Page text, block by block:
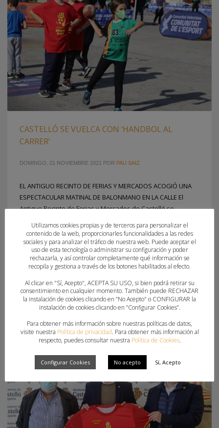
CASTELLÓ SE VUELCA CON ‘HANDBOL AL
CARRER’
DOMINGO, 21 NOVIEMBRE 2021 POR PAU SAIZ
EL ANTIGUO RECINTO DE FERIAS Y MERCADOS ACOGIÓ UNA
ESPECTACULAR MATINAL DE BALONMANO EN LA CALLE El
Antiguo Recinto de Ferias y Mercados de Castelló se
circuito ‘Handbol al Carrer’, una actividad organizada por la
Federación de Balonmano de la Comunitat Valenciana y que
cuenta con el
PUBLICADO EN
MUNDIAL FEMENINO 2021
ETIQUETADO BAJO: AYUNTAMIENTO DE CASTELLÓN ,BM CASTELLÓN,
CASTELLÓ,HANDBOL AL CARRER,LOLA ,MUNDIAL BALONMANO
Utilizamos cookies propias y de terceros para personalizar el
contenido de la web, proporcionarles funcionalidades a las redes
sociales y para analizar el tráfico de nuestra web. Puede aceptar el
uso de esta tecnología o administrar su configuración y poder
rechazarla, y así controlar completamente qué información se
recopila y gestiona a través de los botones habilitados al efecto.
Al clicar en "Sí, Acepto", ACEPTA SU USO, si bien podrá retirar su
consentimiento en cualquier momento. También puede RECHAZAR
la instalación de cookies clicando en “No Acepto" o CONFIGURAR la
instalación de cookies clicando en “Configurar Cookies”.
Para obtener más información sobre nuestras políticas de datos,
visite nuestra Política de privacidad. Para obtener más información al
respecto, puedes consultar nuestra Política de Cookies.
Configurar Cookies No acepto Sí, Acepto